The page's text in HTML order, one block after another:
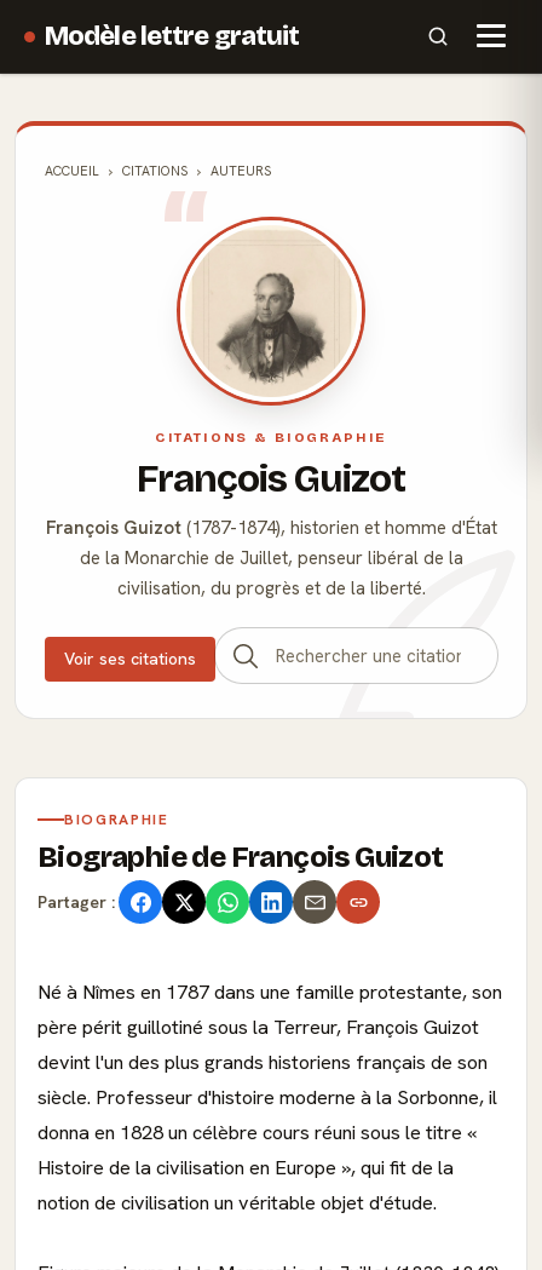
Modèle lettre gratuit
ACCUEIL CITATIONS AUTEURS
CITATIONS & BIOGRAPHIE
François Guizot
François Guizot(1787-1874), historien et homme d'État
de la Monarchie de Juillet, penseur libéral de la
civilisation, du progrès et de la liberté.
Voir ses citations
BIOGRAPHIE
Biographie de François Guizot
Partager :
Né à Nîmes en 1787 dans une famille protestante, son
père périt guillotiné sous la Terreur, François Guizot
devint l'un des plus grands historiens français de son
siècle. Professeur d'histoire moderne à la Sorbonne, il
donna en 1828 un célèbre cours réuni sous le titre «
Histoire de la civilisation en Europe », qui fit de la
notion de civilisation un véritable objet d'étude.